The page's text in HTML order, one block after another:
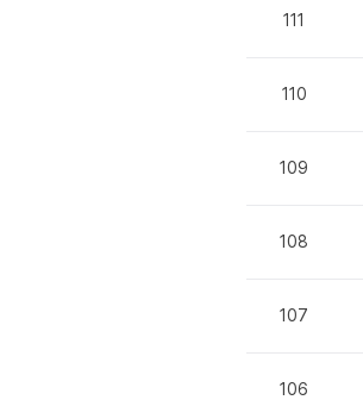
111
110
109
108
107
106